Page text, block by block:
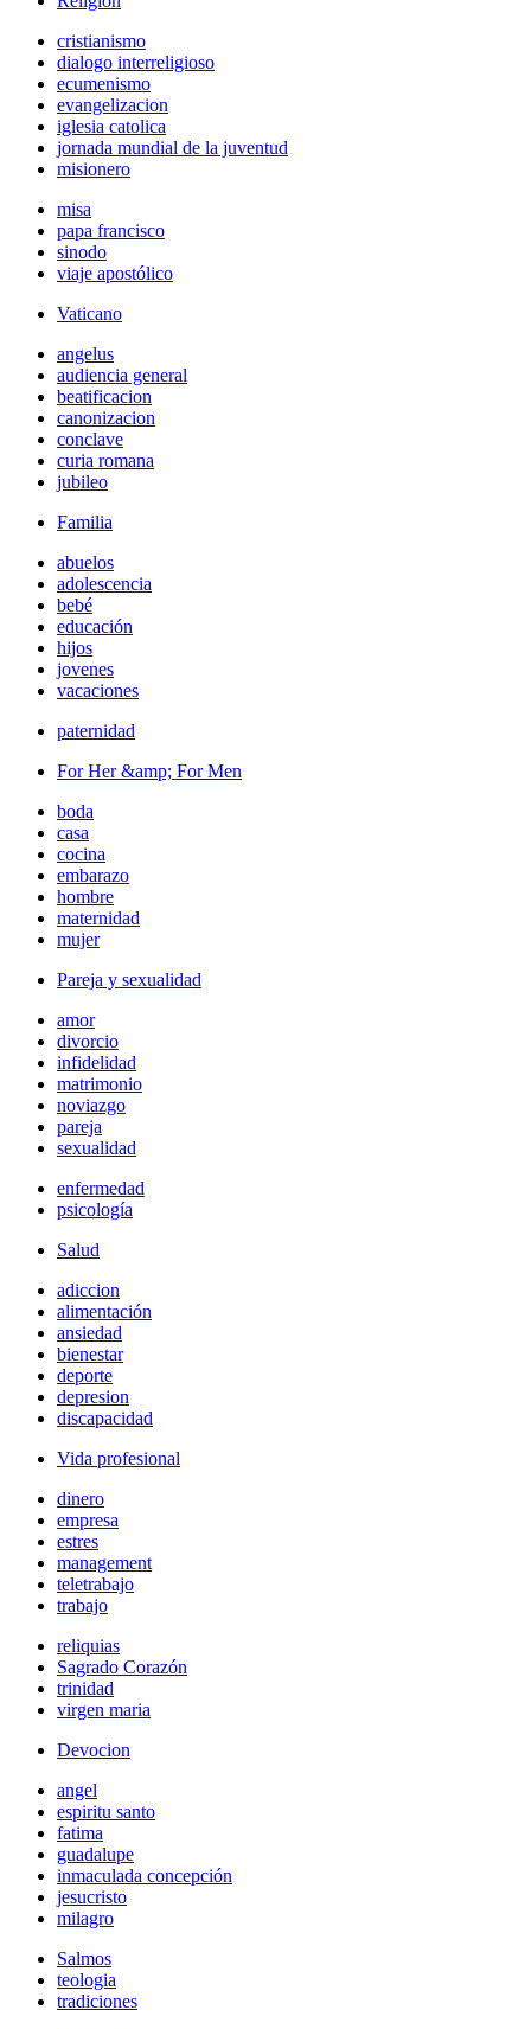
cristianismo
dialogo interreligioso
ecumenismo
evangelizacion
iglesia catolica
jornada mundial de la juventud
misionero
misa
papa francisco
sinodo
viaje apostólico
Vaticano
angelus
audiencia general
beatificacion
canonizacion
conclave
curia romana
jubileo
Familia
abuelos
adolescencia
bebé
educación
hijos
jovenes
vacaciones
paternidad
For Her &amp; For Men
boda
casa
cocina
embarazo
hombre
maternidad
mujer
Pareja y sexualidad
amor
divorcio
infidelidad
matrimonio
noviazgo
pareja
sexualidad
enfermedad
psicología
Salud
adiccion
alimentación
ansiedad
bienestar
deporte
depresion
discapacidad
Vida profesional
dinero
empresa
estres
management
teletrabajo
trabajo
reliquias
Sagrado Corazón
trinidad
virgen maria
Devocion
angel
espiritu santo
fatima
guadalupe
inmaculada concepción
jesucristo
milagro
Salmos
teologia
tradiciones